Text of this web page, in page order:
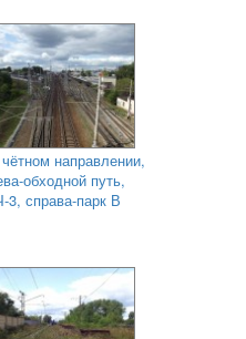
направлении,
обходной путь,
3, справа-парк В